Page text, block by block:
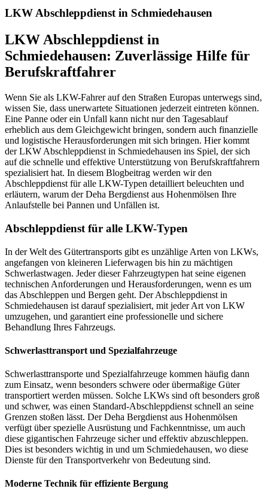
LKW Abschleppdienst in Schmiedehausen
LKW Abschleppdienst in
Schmiedehausen: Zuverlässige Hilfe für
Berufskraftfahrer
Wenn Sie als LKW-Fahrer auf den Straßen Europas unterwegs sind,
wissen Sie, dass unerwartete Situationen jederzeit eintreten können.
Eine Panne oder ein Unfall kann nicht nur den Tagesablauf
erheblich aus dem Gleichgewicht bringen, sondern auch finanzielle
und logistische Herausforderungen mit sich bringen. Hier kommt
der LKW Abschleppdienst in Schmiedehausen ins Spiel, der sich
auf die schnelle und effektive Unterstützung von Berufskraftfahrern
spezialisiert hat. In diesem Blogbeitrag werden wir den
Abschleppdienst für alle LKW-Typen detailliert beleuchten und
erläutern, warum der Deha Bergdienst aus Hohenmölsen Ihre
Anlaufstelle bei Pannen und Unfällen ist.
Abschleppdienst für alle LKW-Typen
In der Welt des Gütertransports gibt es unzählige Arten von LKWs,
angefangen von kleineren Lieferwagen bis hin zu mächtigen
Schwerlastwagen. Jeder dieser Fahrzeugtypen hat seine eigenen
technischen Anforderungen und Herausforderungen, wenn es um
das Abschleppen und Bergen geht. Der Abschleppdienst in
Schmiedehausen ist darauf spezialisiert, mit jeder Art von LKW
umzugehen, und garantiert eine professionelle und sichere
Behandlung Ihres Fahrzeugs.
Schwerlasttransport und Spezialfahrzeuge
Schwerlasttransporte und Spezialfahrzeuge kommen häufig dann
zum Einsatz, wenn besonders schwere oder übermaßige Güter
transportiert werden müssen. Solche LKWs sind oft besonders groß
und schwer, was einen Standard-Abschleppdienst schnell an seine
Grenzen stoßen lässt. Der Deha Bergdienst aus Hohenmölsen
verfügt über spezielle Ausrüstung und Fachkenntnisse, um auch
diese gigantischen Fahrzeuge sicher und effektiv abzuschleppen.
Dies ist besonders wichtig in und um Schmiedehausen, wo diese
Dienste für den Transportverkehr von Bedeutung sind.
Moderne Technik für effiziente Bergung